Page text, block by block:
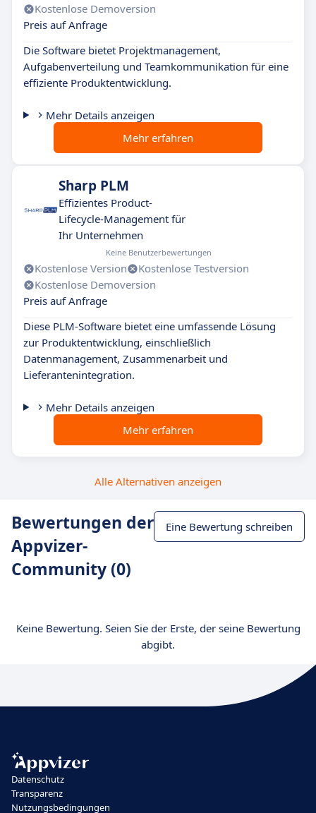
Kostenlose Demoversion
Preis auf Anfrage
Die Software bietet Projektmanagement,
Aufgabenverteilung und Teamkommunikation für eine
effiziente Produktentwicklung.
Mehr Details anzeigen
Mehr erfahren
Sharp PLM
Effizientes Product-
Lifecycle-Management für
Ihr Unternehmen
Keine Benutzerbewertungen
Kostenlose Version
Kostenlose Testversion
Kostenlose Demoversion
Preis auf Anfrage
Diese PLM-Software bietet eine umfassende Lösung
zur Produktentwicklung, einschließlich
Datenmanagement, Zusammenarbeit und
Lieferantenintegration.
Mehr Details anzeigen
Mehr erfahren
Alle Alternativen anzeigen
Bewertungen der
Appvizer-
Community (0)
Eine Bewertung schreiben
Keine Bewertung. Seien Sie der Erste, der seine Bewertung
abgibt.
Datenschutz
Transparenz
Nutzungsbedingungen